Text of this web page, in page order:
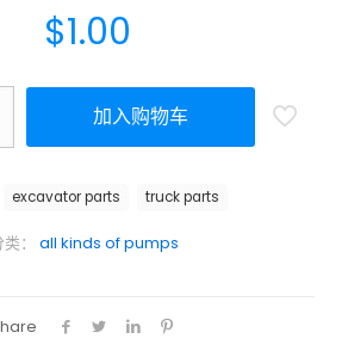
$1.00
加入购物车
： all kinds of pumps
excavator parts truck parts